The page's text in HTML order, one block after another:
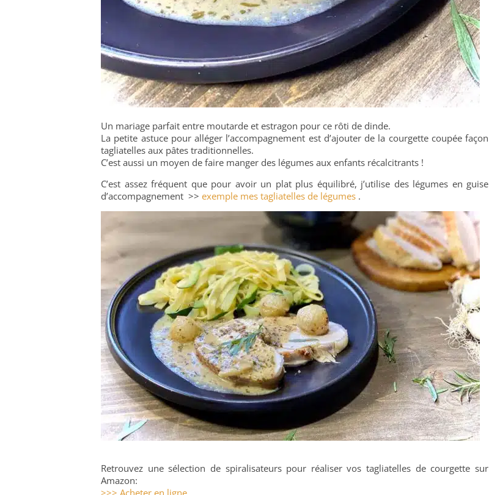
Un mariage parfait entre moutarde et estragon pour ce rôti de dinde.
La petite astuce pour alléger l’accompagnement est d’ajouter de la courgette coupée façon
tagliatelles aux pâtes traditionnelles.
C’est aussi un moyen de faire manger des légumes aux enfants récalcitrants !
C’est assez fréquent que pour avoir un plat plus équilibré, j’utilise des légumes en guise
d’accompagnement >> exemple mes tagliatelles de légumes .
Retrouvez une sélection de spiralisateurs pour réaliser vos tagliatelles de courgette sur
Amazon:
>>> Acheter en ligne